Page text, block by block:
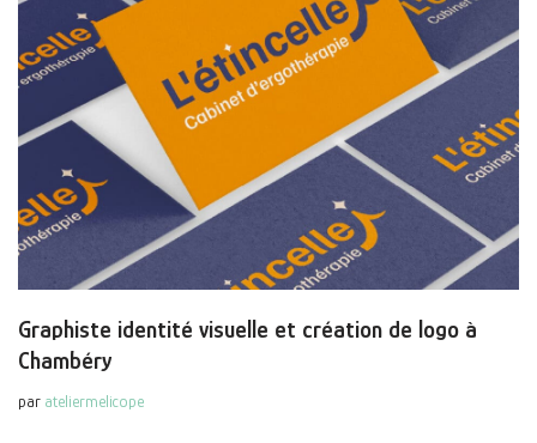
Graphiste identité visuelle et création de logo à
Chambéry
par ateliermelicope